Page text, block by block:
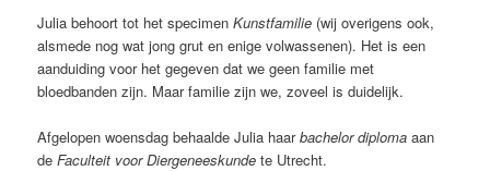
Julia behoort tot het specimen Kunstfamilie (wij overigens ook,
alsmede nog wat jong grut en enige volwassenen). Het is een
aanduiding voor het gegeven dat we geen familie met
bloedbanden zijn. Maar familie zijn we, zoveel is duidelijk.
Afgelopen woensdag behaalde Julia haarbachelor diploma aan
deFaculteit voor Diergeneeskunde te Utrecht.